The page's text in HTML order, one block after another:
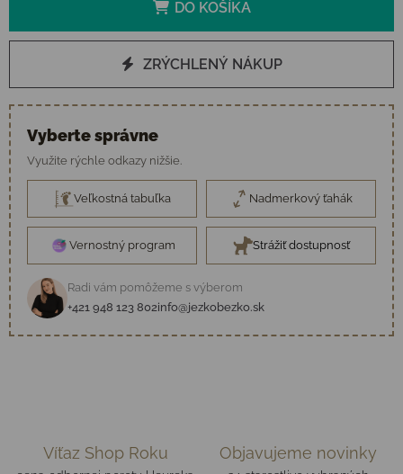
DO KOŠÍKA
ZRÝCHLENÝ NÁKUP
Vyberte správne
Využite rýchle odkazy nižšie.
Veľkostná tabuľka Nadmerkový ťahák
Vernostný program Strážiť dostupnosť
Radi vám pomôžeme s výberom
+421 948 123 802info@jezkobezko.sk
Víťaz Shop Roku Objavujeme novinky